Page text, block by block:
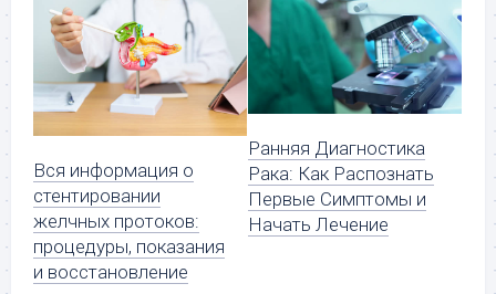
Вся информация о
стентировании
желчных протоков:
процедуры, показания
и восстановление
Ранняя Диагностика
Рака: Как Распознать
Первые Симптомы и
Начать Лечение